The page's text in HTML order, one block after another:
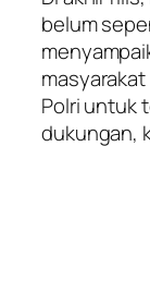
belum
Polri untuk
dukungan,